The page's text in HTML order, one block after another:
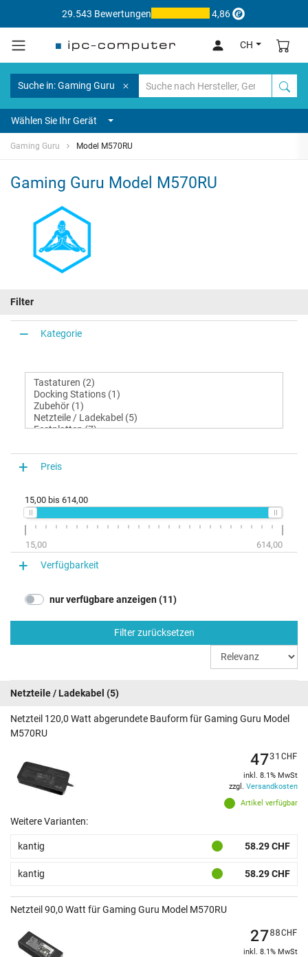
29.543 Bewertungen 4,86
CH
Suche in: Gaming Guru
Wählen Sie Ihr Gerät
Gaming Guru Model M570RU
Gaming Guru Model M570RU
Filter
Kategorie
Preis
15,00 bis 614,00
15,00 614,00
Verfügbarkeit
nur verfügbare anzeigen (11)
Filter zurücksetzen
Netzteile / Ladekabel (5)
Netzteil 120,0 Watt abgerundete Bauform für Gaming Guru Model
M570RU
Artikel verfügbar
4731 CHF
inkl. 8.1% MwSt
zzgl. Versandkosten
Weitere Varianten:
kantig 58.29 CHF
kantig 58.29 CHF
Netzteil 90,0 Watt für Gaming Guru Model M570RU
2788CHF
inkl. 8.1% MwSt